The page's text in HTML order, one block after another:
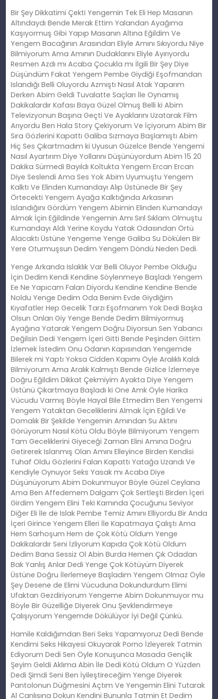
Bir Şey Dikkatimi Çekti Yengemin Tek Eli Hep Masanın
Altındaydı Bende Merak Ettim Yalandan Ayağıma
Kaşıyormuş Gibi Yapıp Masanın Altına Eğildim Ve
Yengem Bacağının Arasından Eliyle Amını Sıkıyordu Niye
Bilmiyorum Ama Amının Dudaklarını Eliyle Ayırıyordu
Resmen Azdı mı Acaba Çocukla mı İlgili Bir Şey Diye
Düşündüm Fakat Yengem Pembe Giydiği Eşofmandan
Islandığı Belli Oluyordu Azmıştı Nasıl Atak Yaparım
Derken Abim Geldi Tuvalatte Saçları İle Oynamış
Dakikalardır Kafası Baya Güzel Olmuş Belli ki Abim
Televizyonun Başına Geçti Ve Ayaklarını Uzatarak Film
Arıyordu Ben Hala Story Çekiyorum Ve İçiyorum Abim Bir
Sıra Gözlerini Kapattı Galiba Sızmaya Başlamıştı Abim
Hiç Ses Çıkartmadım ki Uyusun Güzelce Bende Yengemi
Nasıl Ayartırım Diye Yollarını Düşünüyordum Abim 15 20
Dakika Sürmedi Bayıldı Koltukta Yengem Ercan Ercan
Diye Seslendi Ama Ses Yok Abim Uyumuştu Yengem
Kalktı Ve Elinden Kumandayı Alıp Üstünede Bir Şey
Örtecekti Yengem Ayağa Kalktığında Arkasının
Islandığını Gördüm Yengem Abimin Elinden Kumandayı
Almak İçin Eğildinde Yengemin Amı Sırıl Sıklam Olmuştu
Kumandayı Aldı Yerine Koydu Yatak Odasından Örtü
Alacaktı Üstüne Yengeme Yenge Galiba Su Dökülen Bir
Yere Oturmuşsun Dedim Yengem Döndü Neden Dedi.
Yenge Arkanda Islaklık Var Belli Oluyor Pembe Olduğu
İçin Dedim Kendi Kendine Söylenmeye Başladı Yengem
Ee Ne Yapıcam Falan Diyordu Kendine Kendine Bende
Noldu Yenge Dedim Oda Benim Evde Giydiğim
Kıyafatler Hep Gecelik Tarzı Eşofmanım Yok Dedi Başka
Olsun Onları Giy Yenge Bende Dedim Bilmiyormuş
Ayağına Yatarak Yengem Doğru Diyorsun Sen Yabancı
Değilsin Dedi Yengem İçeri Gitti Bende Peşinden Gittim
İzlemek İstedim Onu Odanın Kapısından Yengemde
Bilerek mi Yaptı Yoksa Cidden Kapımı Öyle Aralıklı Kaldı
Bilmiyorum Ama Aralık Kalmıştı Bende Gizlice İzlemeye
Doğru Eğildim Dikkat Çekmiyim Ayakta Diye Yengem
Üstünü Çıkartmaya Başladı ki One Amk Öyle Harika
Vücudu Varmış Böyle Hayal Bile Etmedim Ben Yengemi
Yengem Yataktan Geceliklerini Almak İçin Eğildi Ve
Domalık Bir Şekilde Yengemin Amından Su Aktını
Görüyorum Nasıl Kötü Oldu Böyle Bilmiyorum Yengem
Tam Geceliklerini Giyeceği Zaman Elini Amına Doğru
Getirerek Islanmış Olan Amını Elleyince Birden Kendisi
Tuhaf Oldu Gözlerini Falan Kapattı Yatağa Uzandı Ve
Kendiyle Oynuyor Seks Yasak mı Acaba Diye
Düşünüyorum Abim Dokunmuyor Böyle Güzel Ceylana
Ama Ben Affedemem Dalgam Çok Sertleşti Birden İçeri
Girdim Yengem Elini Teki Karnında Çocuğunu Seviyor
Diğer Eli İle de Islak Pembe Temiz Amını Elliyordu Bir Anda
İçeri Girince Yengem Elleri İle Kapatmaya Çalıştı Ama
Hem Sarhoşum Hem de Çok Kötü Oldum Yenge
Dakikalardır Seni İzliyorum Kapıda Çok Kötü Oldum
Dedim Bana Sessiz Ol Abin Burda Hemen Çık Odadan
Bak Yanlış Anlar Dedi Yenge Çok Kötüyüm Diyerek
Üstüne Doğru İlerlemeye Başladım Yengem Olmaz Öyle
Şey Desene de Elimi Vücuduna Dokundurdum Elimi
Ufaktan Gezdiriyorum Yengeme Abim Dokunmuyor mu
Böyle Bir Güzelliğe Diyerek Onu Şevklendirmeye
Çalışıyorum Yengemde Dökülüyor İyi Değil Çünkü.
Hamile Kaldığımdan Beri Seks Yapamıyoruz Dedi Bende
Kendimi Seks Hikayesi Okuyarak Porno İzleyerek Tatmin
Ediyorum Dedi Sen Öyle Konuşunca Masada Gençlik
Şeyim Geldi Aklıma Abin İle Dedi Kötü Oldum O Yüzden
Dedi Şimdi Seni Ben İyileştireceğim Yenge Diyerek
Pantolonun Düğmesini Açtım Ve Yengemin Elini Tutarak
Al Canlısına Dokun Kendini Bununla Tatmin Et Dedim